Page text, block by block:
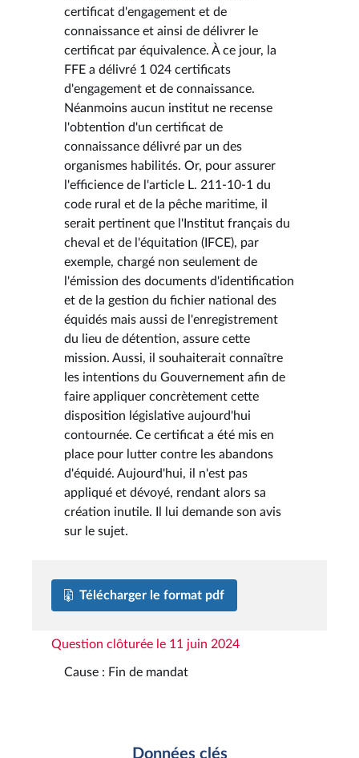
certificat d'engagement et de
connaissance et ainsi de délivrer le
certificat par équivalence. À ce jour, la
FFE a délivré 1 024 certificats
d'engagement et de connaissance.
Néanmoins aucun institut ne recense
l'obtention d'un certificat de
connaissance délivré par un des
organismes habilités. Or, pour assurer
l'efficience de l'article L. 211-10-1 du
code rural et de la pêche maritime, il
serait pertinent que l'Institut français du
cheval et de l'équitation (IFCE), par
exemple, chargé non seulement de
l'émission des documents d'identification
et de la gestion du fichier national des
équidés mais aussi de l'enregistrement
du lieu de détention, assure cette
mission. Aussi, il souhaiterait connaître
les intentions du Gouvernement afin de
faire appliquer concrètement cette
disposition législative aujourd'hui
contournée. Ce certificat a été mis en
place pour lutter contre les abandons
d'équidé. Aujourd'hui, il n'est pas
appliqué et dévoyé, rendant alors sa
création inutile. Il lui demande son avis
sur le sujet.
Télécharger le format pdf
Question clôturée le 11 juin 2024
Cause : Fin de mandat
Données clés